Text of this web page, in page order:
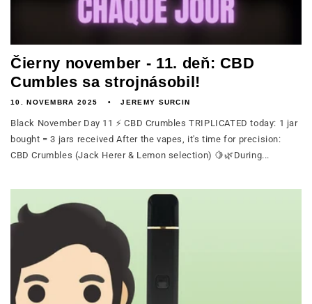
Čierny november - 11. deň: CBD
Cumbles sa strojnásobil!
10. NOVEMBRA 2025 JEREMY SURCIN
Black November Day 11 ⚡ CBD Crumbles TRIPLICATED today: 1 jar
bought = 3 jars received After the vapes, it's time for precision:
CBD Crumbles (Jack Herer & Lemon selection) 🍋🌿During...